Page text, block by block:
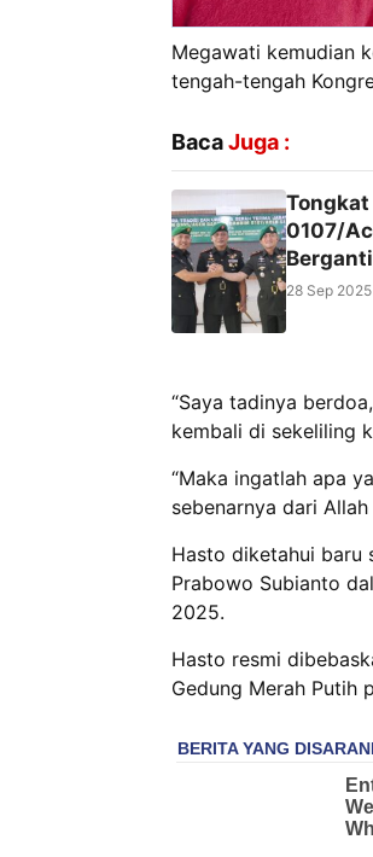
Megawati kemudian
tengah-tengah
BacaJuga :
‎Tongkat
0107/
Berganti ‎
28 Sep 2025
“Saya tadinya
kembali di sekeliling
“Maka ingatlah apa
sebenarnya dari
Hasto diketahui baru
Prabowo Subianto
2025.
Hasto resmi
Gedung Merah Putih